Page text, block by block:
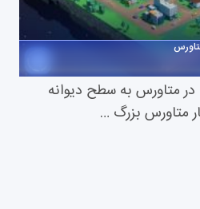
متاورس به سطح دیوانه
متاورس بزرگ …